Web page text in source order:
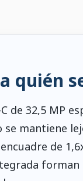
quién
de 32,5 MP
mantiene
de